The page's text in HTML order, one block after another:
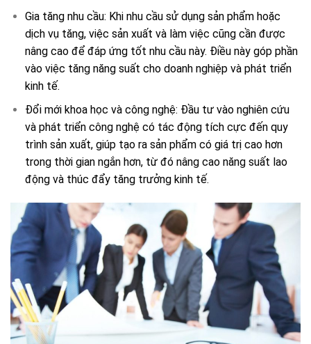
Gia tăng nhu cầu: Khi nhu cầu sử dụng sản phẩm hoặc
dịch vụ tăng, việc sản xuất và làm việc cũng cần được
nâng cao để đáp ứng tốt nhu cầu này. Điều này góp phần
vào việc tăng năng suất cho doanh nghiệp và phát triển
kinh tế.
Đổi mới khoa học và công nghệ: Đầu tư vào nghiên cứu
và phát triển công nghệ có tác động tích cực đến quy
trình sản xuất, giúp tạo ra sản phẩm có giá trị cao hơn
trong thời gian ngắn hơn, từ đó nâng cao năng suất lao
động và thúc đẩy tăng trưởng kinh tế.